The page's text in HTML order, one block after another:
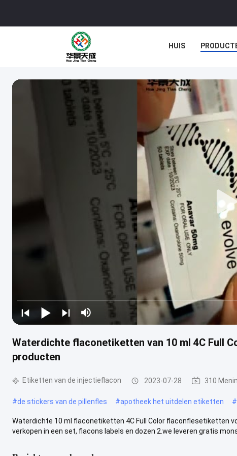
HUIS
Waterdichte flaconetiketten van 10 ml 4C Full
producten
Etiketten van de injectieflacon 2023-07-28 310
#de stickers van de pillenfles #apotheek het uitdelen etiketten #
Waterdichte 10 ml flaconetiketten 4C Full Color flaconflesetiketten
verkopen in een set, flacons labels en dozen 2.we leveren gratis